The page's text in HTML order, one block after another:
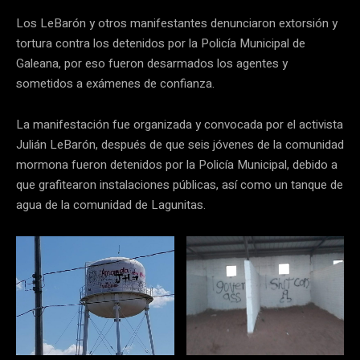
Los LeBarón y otros manifestantes denunciaron extorsión y
tortura contra los detenidos por la Policía Municipal de
Galeana, por eso fueron desarmados los agentes y
sometidos a exámenes de confianza.
La manifestación fue organizada y convocada por el activista
Julián LeBarón, después de que seis jóvenes de la comunidad
mormona fueron detenidos por la Policía Municipal, debido a
que grafitearon instalaciones públicas, así como un tanque de
agua de la comunidad de Lagunitas.